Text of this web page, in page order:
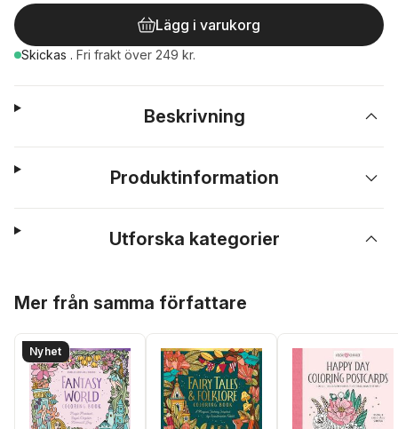
Lägg i varukorg
Skickas . Fri frakt över 249 kr.
Beskrivning
Produktinformation
Utforska kategorier
Mer från samma författare
Nyhet